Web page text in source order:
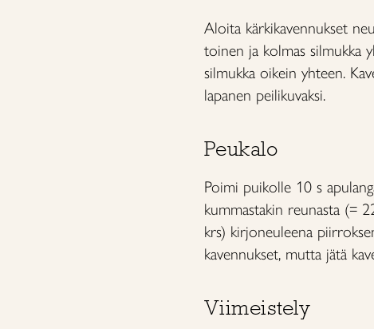
Aloita kärkikavennukset
toinen ja kolmas silmukka
silmukka oikein yhteen.
lapanen peilikuvaksi.
Peukalo
Poimi puikolle 10 s
kummastakin reunasta (=
krs) kirjoneuleena
kavennukset, mutta jätä
Viimeistely